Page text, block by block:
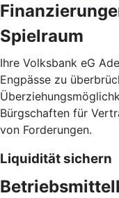
Spielraum
Ihre Volksbank eG
Engpässe zu
Bürgschaften für
von Forderungen.
Liquidität sichern